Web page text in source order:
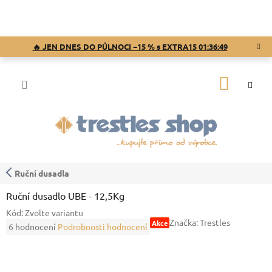
🔥 JEN DNES DO PŮLNOCI −15 % s EXTRA1501:36:48
Ruční dusadla
Ruční dusadlo UBE - 12,5Kg
Kód:Zvolte variantu
Průměrné
6 hodnocení Podrobnosti hodnocení AkceZnačka:Trestles